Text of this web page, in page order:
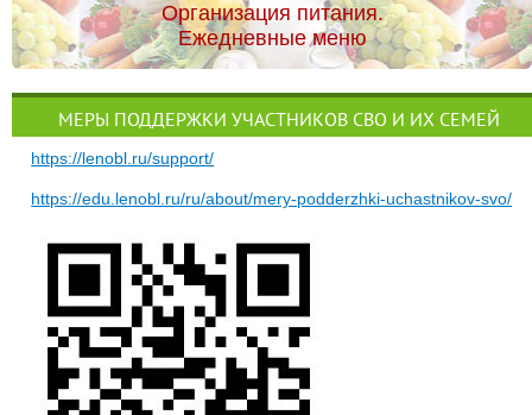
Организация питания.
Ежедневные меню
МЕРЫ ПОДДЕРЖКИ УЧАСТНИКОВ СВО И ИХ СЕМЕЙ
https://lenobl.ru/support/
https://edu.lenobl.ru/ru/about/mery-podderzhki-uchastnikov-svo/